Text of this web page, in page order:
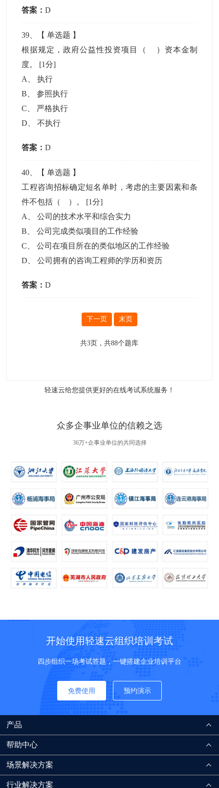
答案：D
39 、【单选题 】
根据规定，政府公益性投资项目（ ）资本金制
度。 [1分]
A
、执行
B 、参照执行
C
严格执行
D 、不执行
答案：D
40 、【单选题 】
工程咨询招标确定短名单时，考虑的主要因素和条
件不包括（ ）。 [1分]
A
、公司的技术水平和综合实力
B 、公司完成类似项目的工作经验
C 、公司在项目所在的类似地区的工作经验
D 、公司拥有的咨询工程师的学历和资历
答案：D
下一页 末页
共3页，共88个题库
轻速云给您提供更好的在线考试系统服务！
众多企事业单位的信赖之选
36万+企事业单位的共同选择
开始使用轻速云组织培训考试
四步组织一场考试答题，一键搭建企业培训平台
免费使用 预约演示
产品
帮助中心
场景解决方案
行业解决方案